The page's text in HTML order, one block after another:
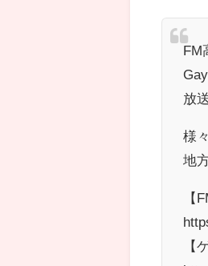
FM
放
様
地
【
【